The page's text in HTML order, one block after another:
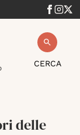
CERCA
delle